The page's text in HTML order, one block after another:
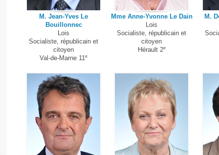
M. Jean-Yves Le
Bouillonnec
Lois
Socialiste, républicain et
citoyen
Val-de-Marne 11e
Mme Anne-Yvonne Le Dain
Lois
Socialiste, républicain et
citoyen
Hérault 2e
M.